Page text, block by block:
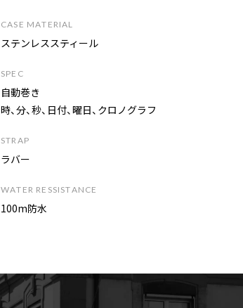
CAS E MAT E RIAL
ステンレススティール
SPE C
自動巻き
時、分、秒、日付、曜日、クロノグラフ
STRAP
ラバー
WAT E R RE SSI STAN CE
100m防水